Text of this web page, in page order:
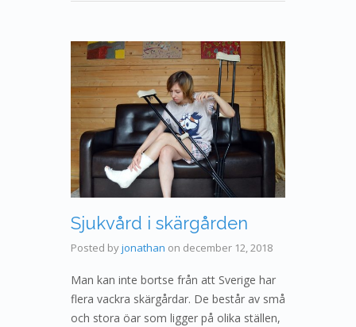
Sjukvård i skärgården
Posted byjonathan on december 12, 2018
Man kan inte bortse från att Sverige har
flera vackra skärgårdar. De består av små
och stora öar som ligger på olika ställen,